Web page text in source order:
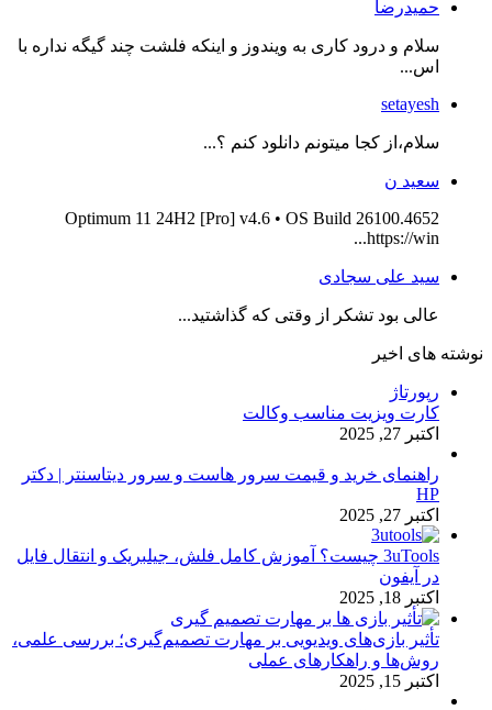
حمیدرضا
سلام و درود کاری به ویندوز و اینکه فلشت چند گیگه نداره با
اس...
setayesh
سلام،از کجا میتونم دانلود کنم ؟...
سعید ن
Optimum 11 24H2 [Pro] v4.6 • OS Build 26100.4652
https://win...
سید علی سجادی
عالی بود تشکر از وقتی که گذاشتید...
نوشته های اخیر
رپورتاژ
کارت ویزیت مناسب وکالت
اکتبر 27, 2025
راهنمای خرید و قیمت سرور هاست و سرور دیتاسنتر | دکتر
HP
اکتبر 27, 2025
3uTools چیست؟ آموزش کامل فلش، جیلبریک و انتقال فایل
در آیفون
اکتبر 18, 2025
تأثیر بازی‌های ویدیویی بر مهارت تصمیم‌گیری؛ بررسی علمی،
روش‌ها و راهکارهای عملی
اکتبر 15, 2025